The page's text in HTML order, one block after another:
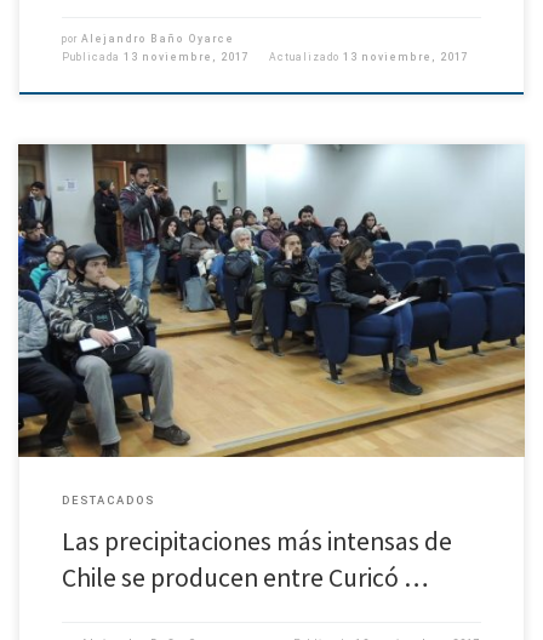
por Alejandro Baño Oyarce
Publicada 13 noviembre, 2017 Actualizado 13 noviembre, 2017
Los Andes son clave para entender por qué la lluvia no es más intensa en el
sur. Experto de Geofísica de la Universidad de Concepción explicó que estas
precipitaciones generan […]
DESTACADOS
Las precipitaciones más intensas de
Chile se producen entre Curicó …